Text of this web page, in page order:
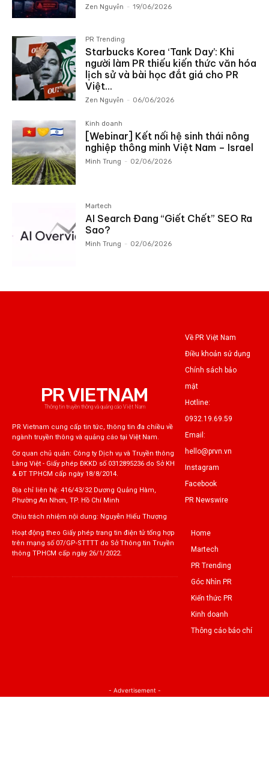
Zen Nguyễn - 19/06/2026
PR Trending
Starbucks Korea ‘Tank Day’: Khi
người làm PR thiếu kiến thức văn hóa
lịch sử và bài học đắt giá cho PR
Việt...
Zen Nguyễn - 06/06/2026
Kinh doanh
[Webinar] Kết nối hệ sinh thái nông
nghiệp thông minh Việt Nam – Israel
Minh Trung - 02/06/2026
Martech
AI Search Đang “Giết Chết” SEO Ra
Sao?
Minh Trung - 02/06/2026
PR VIETNAM
Thông tin truyền thông và quảng cáo Việt Nam
PR Vietnam cung cấp tin tức, thông tin đa chiều về
ngành truyền thông và quảng cáo tại Việt Nam.
Cơ quan chủ quản: Công ty Dịch vụ và Truyền thông
Làng Việt - Giấy phép ĐKKD số 0312895236 do Sở KH
& ĐT TPHCM cấp ngày 18/8/2014.
Địa chỉ liên hệ: 416/43/32 Dương Quảng Hàm,
Phường An Nhơn, TP. Hồ Chí Minh
Chịu trách nhiệm nội dung: Nguyễn Hiếu Thượng
Hoạt động theo Giấy phép trang tin điện tử tổng hợp
trên mạng số 07/GP-STTTT do Sở Thông tin Truyền
thông TPHCM cấp ngày 26/1/2022.
Về PR Việt Nam
Điều khoản sử dụng
Chính sách bảo
mật
Hotline:
0932.19.69.59
Email:
hello@prvn.vn
Instagram
Facebook
PR Newswire
Home
Martech
PR Trending
Góc Nhìn PR
Kiến thức PR
Kinh doanh
Thông cáo báo chí
- Advertisement -